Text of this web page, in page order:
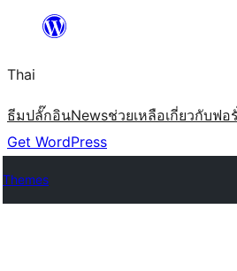
ยัง
เนื้อหา
Thai
ธีมปลั๊กอินNewsช่วยเหลือเกี่ยวกับฟอ
Get WordPress
Themes